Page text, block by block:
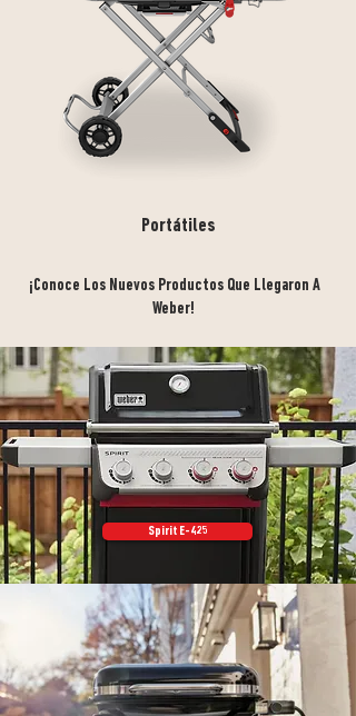
Portátiles
¡Conoce Los Nuevos Productos Que Llegaron A
Weber!
Spirit E-425